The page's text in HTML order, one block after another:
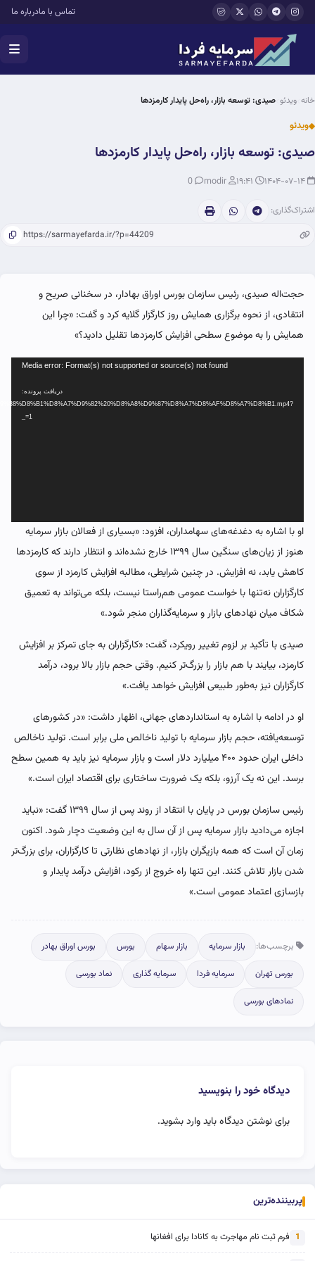
رفتن به محتوای اصلی تماس با مادرباره ما
خانه ویدئو ‌صیدی: توسعه بازار، راه‌حل پایدار کارمزدها
ویدئو
‌صیدی: توسعه بازار، راه‌حل پایدار کارمزدها
اشتراک‌گذاری:
حجت‌اله صیدی، رئیس سازمان بورس اوراق بهادار، در سخنانی صریح و
انتقادی، از نحوه برگزاری همایش روز کارگزار گلایه کرد و گفت: «چرا این
همایش را به موضوع سطحی افزایش کارمزدها تقلیل دادید؟»
Media error: Format(s) not supported or source(s) not found
دریافت پرونده:
_=1
او با اشاره به دغدغه‌های سهامداران، افزود: «بسیاری از فعالان بازار سرمایه
هنوز از زیان‌های سنگین سال ۱۳۹۹ خارج نشده‌اند و انتظار دارند که کارمزدها
کاهش یابد، نه افزایش. در چنین شرایطی، مطالبه افزایش کارمزد از سوی
کارگزاران نه‌تنها با خواست عمومی هم‌راستا نیست، بلکه می‌تواند به تعمیق
شکاف میان نهادهای بازار و سرمایه‌گذاران منجر شود.»
صیدی با تأکید بر لزوم تغییر رویکرد، گفت: «کارگزاران به جای تمرکز بر افزایش
کارمزد، بیایند با هم بازار را بزرگ‌تر کنیم. وقتی حجم بازار بالا برود، درآمد
کارگزاران نیز به‌طور طبیعی افزایش خواهد یافت.»
او در ادامه با اشاره به استانداردهای جهانی، اظهار داشت: «در کشورهای
توسعه‌یافته، حجم بازار سرمایه با تولید ناخالص ملی برابر است. تولید ناخالص
داخلی ایران حدود ۴۰۰ میلیارد دلار است و بازار سرمایه نیز باید به همین سطح
برسد. این نه یک آرزو، بلکه یک ضرورت ساختاری برای اقتصاد ایران است.»
رئیس سازمان بورس در پایان با انتقاد از روند پس از سال ۱۳۹۹ گفت: «نباید
اجازه می‌دادید بازار سرمایه پس از آن سال به این وضعیت دچار شود. اکنون
زمان آن است که همه بازیگران بازار، از نهادهای نظارتی تا کارگزاران، برای بزرگ‌تر
شدن بازار تلاش کنند. این تنها راه خروج از رکود، افزایش درآمد پایدار و
بازسازی اعتماد عمومی است.»
برچسب‌ها: بازار سرمایه بازار سهام بورس بورس اوراق بهادر
بورس تهران سرمایه فردا سرمایه گذاری نماد بورسی
نمادهای بورسی
دیدگاه خود را بنویسید
برای نوشتن دیدگاه بایدوارد بشوید.
پربیننده‌ترین
1 فرم ثبت نام مهاجرت به کانادا برای افغانها